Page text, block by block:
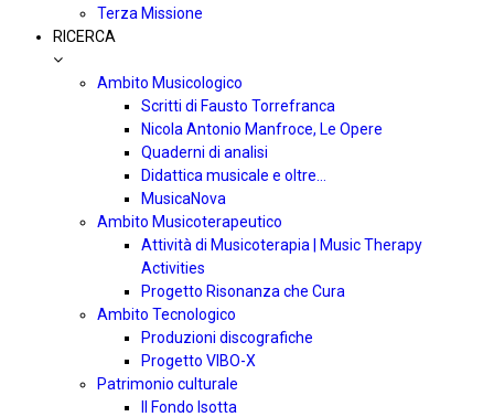
Terza Missione
RICERCA
Ambito Musicologico
Scritti di Fausto Torrefranca
Nicola Antonio Manfroce, Le Opere
Quaderni di analisi
Didattica musicale e oltre…
MusicaNova
Ambito Musicoterapeutico
Attività di Musicoterapia | Music Therapy
Activities
Progetto Risonanza che Cura
Ambito Tecnologico
Produzioni discografiche
Progetto VIBO-X
Patrimonio culturale
Il Fondo Isotta